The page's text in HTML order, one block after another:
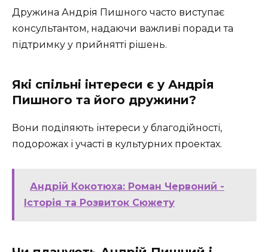
Дружина Андрія Пишного часто виступає
консультантом, надаючи важливі поради та
підтримку у прийнятті рішень.
Які спільні інтереси є у Андрія
Пишного та його дружини?
Вони поділяють інтереси у благодійності,
подорожах і участі в культурних проектах.
Андрій Кокотюха: Роман Червоний -
Історія та Розвиток Сюжету